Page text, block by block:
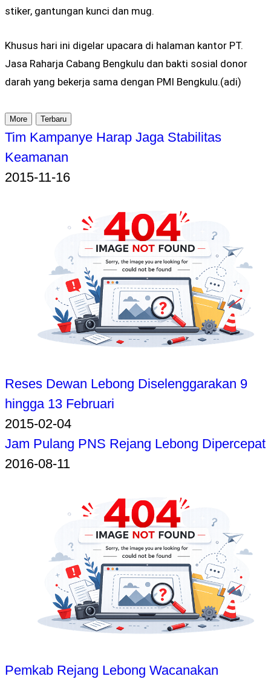
stiker, gantungan kunci dan mug.
Khusus hari ini digelar upacara di halaman kantor PT.
Jasa Raharja Cabang Bengkulu dan bakti sosial donor
darah yang bekerja sama dengan PMI Bengkulu.(adi)
More Terbaru
Tim Kampanye Harap Jaga Stabilitas
Keamanan
2015-11-16
Reses Dewan Lebong Diselenggarakan 9
hingga 13 Februari
2015-02-04
Jam Pulang PNS Rejang Lebong Dipercepat
2016-08-11
Pemkab Rejang Lebong Wacanakan